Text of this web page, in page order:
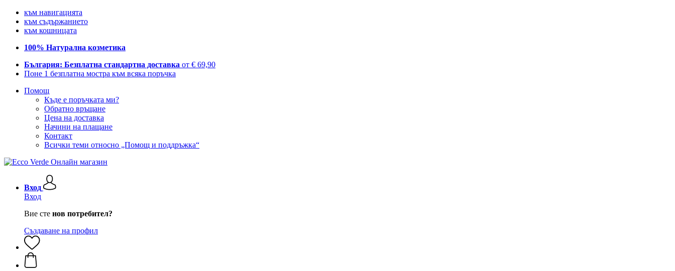
към навигацията
към съдържанието
към кошницата
100% Натурална козметика
България: Безплатна стандартна доставка от € 69,90
Поне 1 безплатна мостра към всяка поръчка
Помощ
Къде е поръчката ми?
Обратно връщане
Цена на доставка
Начини на плащане
Контакт
Всички теми относно „Помощ и поддръжка“
Вход
Вход
Вие сте нов потребител?
Създаване на профил